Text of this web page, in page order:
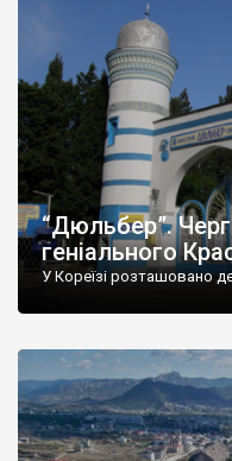
“Дюльбер”.
геніального
У Кореїзі розташовано